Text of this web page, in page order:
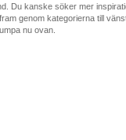
Du kanske söker mer
genom kategorierna till
nu ovan.